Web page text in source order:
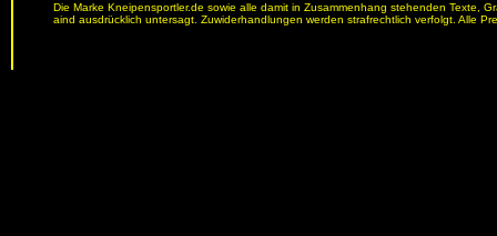
Die Marke Kneipensportler.de sowie alle damit in Zusammenhang stehenden Texte,
aind ausdrücklich untersagt. Zuwiderhandlungen werden strafrechtlich verfolgt. Alle